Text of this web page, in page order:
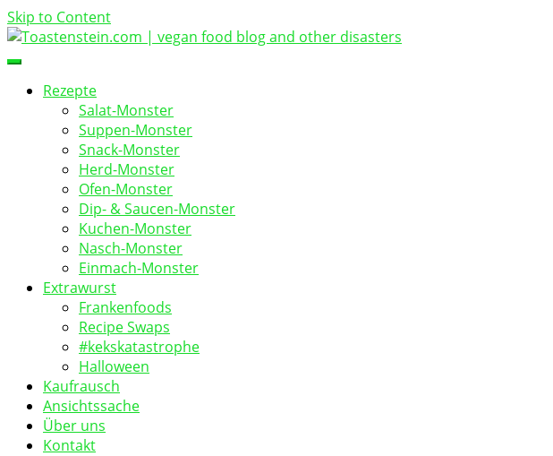
Skip to Content
Toastenstein.com
vegan food blog
Rezepte
Salat-Monster
Suppen-Monster
Snack-Monster
Herd-Monster
Ofen-Monster
Dip- & Saucen-Monster
Kuchen-Monster
Nasch-Monster
Einmach-Monster
Extrawurst
Frankenfoods
Recipe Swaps
#kekskatastrophe
Halloween
Kaufrausch
Ansichtssache
Über uns
Kontakt